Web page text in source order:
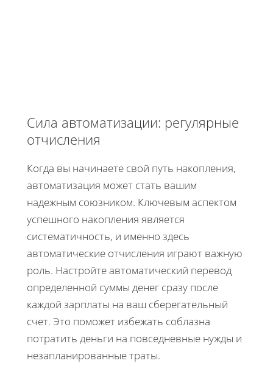
Сила автоматизации: регулярные
отчисления
Когда вы начинаете свой путь накопления,
автоматизация может стать вашим
надежным союзником. Ключевым аспектом
успешного накопления является
систематичность, и именно здесь
автоматические отчисления играют важную
роль. Настройте автоматический перевод
определенной суммы денег сразу после
каждой зарплаты на ваш сберегательный
счет. Это поможет избежать соблазна
потратить деньги на повседневные нужды и
незапланированные траты.